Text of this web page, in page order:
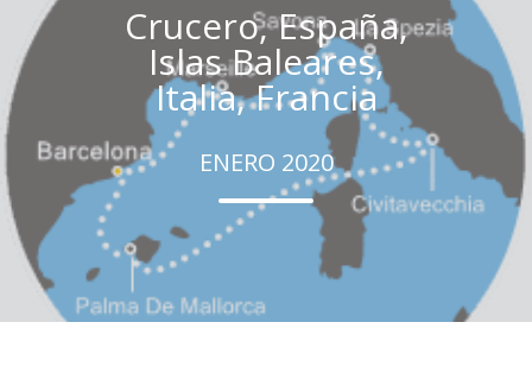
Crucero, España,
Islas Baleares,
Italia, Francia
ENERO 2020